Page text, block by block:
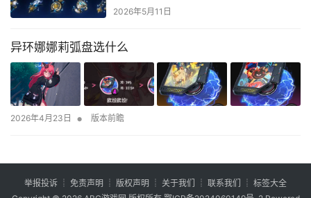
2026年5月11日
异环娜娜莉弧盘选什么
2026年4月23日 • 版本前瞻
举报投诉 ┊ 免责声明 ┊ 版权声明 ┊ 关于我们 ┊ 联系我们 ┊ 标签大全